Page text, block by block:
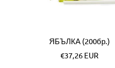
ЯБЪЛКА (200бр.)
Специална
€37,26 EUR